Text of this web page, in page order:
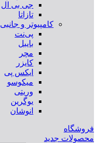
جی بی ال
تازاتا
کامپیوتر و جانبی
پی‌نت
بایبل
مچر
کایزر
ایکس پی
میکوسو
وریتی
یوگرین
انوشان
فروشگاه
محصولات جدید